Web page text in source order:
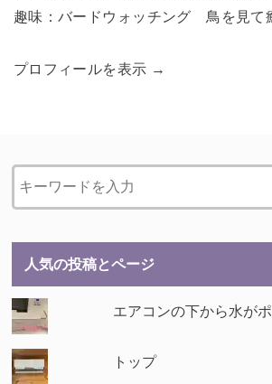
趣味：バードウォッチング 鳥を見て
プロフィールを表示 →
人気の投稿とページ
エアコンの下から水が
トップ